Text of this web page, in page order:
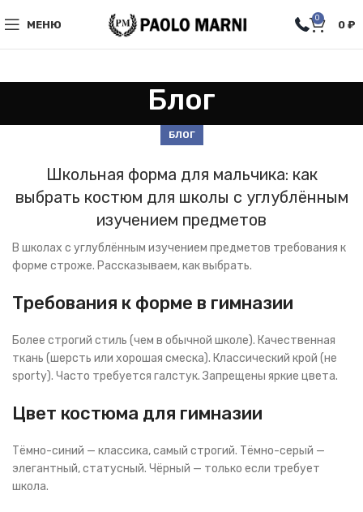
МЕНЮ
0
0 ₽
Блог
БЛОГ
Школьная форма для мальчика: как
выбрать костюм для школы с углублённым
изучением предметов
В школах с углублённым изучением предметов требования к
форме строже. Рассказываем, как выбрать.
Требования к форме в гимназии
Более строгий стиль (чем в обычной школе). Качественная
ткань (шерсть или хорошая смеска). Классический крой (не
sporty). Часто требуется галстук. Запрещены яркие цвета.
Цвет костюма для гимназии
Тёмно-синий — классика, самый строгий. Тёмно-серый —
элегантный, статусный. Чёрный — только если требует
школа.